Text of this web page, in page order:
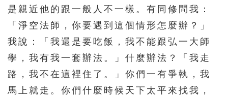
是親近他的跟一般人不一樣。有同修問我：
「淨空法師，你要遇到這個情形怎麼辦？」
我說：「我還是要吃飯，我不能跟弘一大師
學，我有我一套辦法。」什麼辦法？「我走
路，我不在這裡住了。」你們一有爭執，我
馬上就走。你們什麼時候天下太平來找我，